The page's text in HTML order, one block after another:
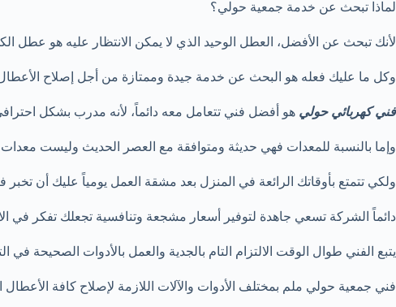
لماذا تبحث عن خدمة جمعية حولي؟
لأنك تبحث عن الأفضل، العطل الوحيد الذي لا يمكن الانتظار عليه هو عطل
وكل ما عليك فعله هو البحث عن خدمة جيدة وممتازة من أجل إصلاح الأعطال
فني كهربائي حولي هو أفضل فني تتعامل معه دائماً، لأنه مدرب بشكل
وإما بالنسبة للمعدات فهي حديثة ومتوافقة مع العصر الحديث وليست
ولكي تتمتع بأوقاتك الرائعة في المنزل بعد مشقة العمل يومياً عليك أن
دائماً الشركة تسعي جاهدة لتوفير أسعار مشجعة وتنافسية تجعلك تفكر في
يتبع الفني طوال الوقت الالتزام التام بالجدية والعمل بالأدوات الصحيحة
فني جمعية حولي ملم بمختلف الأدوات والآلات اللازمة لإصلاح كافة الأعطال